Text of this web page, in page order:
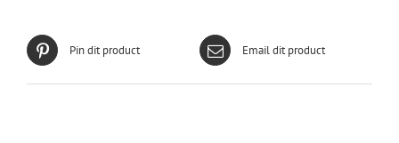
Pin dit product Email dit product